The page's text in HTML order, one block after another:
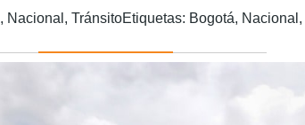
, Nacional , TránsitoEtiquetas: Bogotá, Nacional ,